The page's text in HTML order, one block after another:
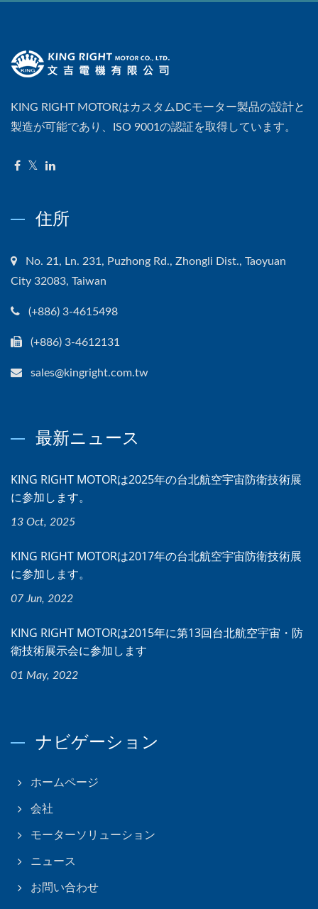
KING RIGHT MOTORはカスタムDCモーター製品の設計と
製造が可能であり、ISO 9001の認証を取得しています。
住所
No. 21, Ln. 231, Puzhong Rd., Zhongli Dist., Taoyuan
City 32083, Taiwan
(+886) 3-4615498
(+886) 3-4612131
sales@kingright.com.tw
最新ニュース
KING RIGHT MOTORは2025年の台北航空宇宙防衛技術展
に参加します。
13 Oct, 2025
KING RIGHT MOTORは2017年の台北航空宇宙防衛技術展
に参加します。
07 Jun, 2022
KING RIGHT MOTORは2015年に第13回台北航空宇宙・防
衛技術展示会に参加します
01 May, 2022
ナビゲーション
ホームページ
会社
モーターソリューション
ニュース
お問い合わせ